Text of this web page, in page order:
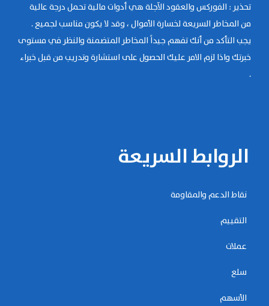
تحذير : الفوركس والعقود الآجلة هي أدوات مالية تحمل درجة عالية
من المخاطر السريعة لخسارة الأموال ، وقد لا يكون مناسب لجميع .
يجب التأكد من أنك تفهم جيداً المخاطر المتضمنة والنظر في مستوى
خبرتك واذا لزم الامر عليك الحصول على استشارة وتدريب من قبل خبراء
.
الروابط السريعة
نقاط الدعم والمقاومة
التقييم
عملات
سلع
الأسهم